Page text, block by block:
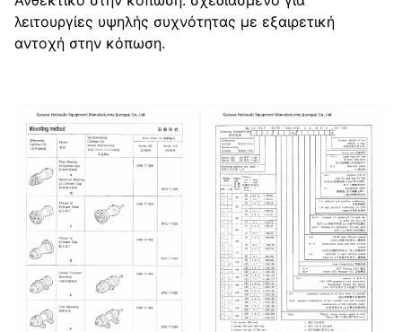
λειτουργίες υψηλής συχνότητας με εξαιρετική
αντοχή στην κόπωση.